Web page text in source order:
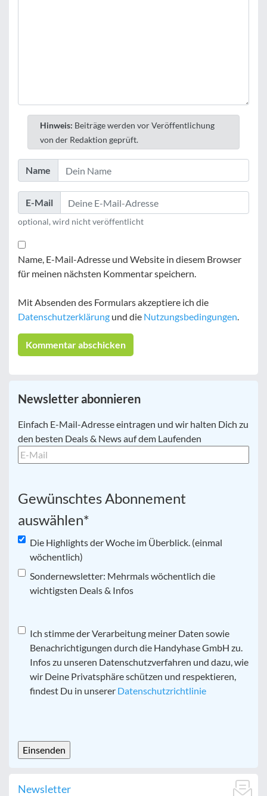
Hinweis: Beiträge werden vor Veröffentlichung
von der Redaktion geprüft.
Name
E-Mail
optional, wird nicht veröffentlicht
Name, E-Mail-Adresse und Website in diesem Browser
für meinen nächsten Kommentar speichern.
Mit Absenden des Formulars akzeptiere ich die
Datenschutzerklärung und die Nutzungsbedingungen.
Newsletter abonnieren
E-
Mail *
Einfach E-Mail-Adresse eintragen und wir halten Dich zu
den besten Deals & News auf dem Laufenden
Gewünschtes Abonnement
auswählen*
Die Highlights der Woche im Überblick. (einmal
wöchentlich)
Sondernewsletter: Mehrmals wöchentlich die
wichtigsten Deals & Infos
Datenschutz*
Ich stimme der Verarbeitung meiner Daten sowie
Benachrichtigungen durch die Handyhase GmbH zu.
Infos zu unseren Datenschutzverfahren und dazu, wie
wir Deine Privatsphäre schützen und respektieren,
findest Du in unserer Datenschutzrichtlinie
Newsletter